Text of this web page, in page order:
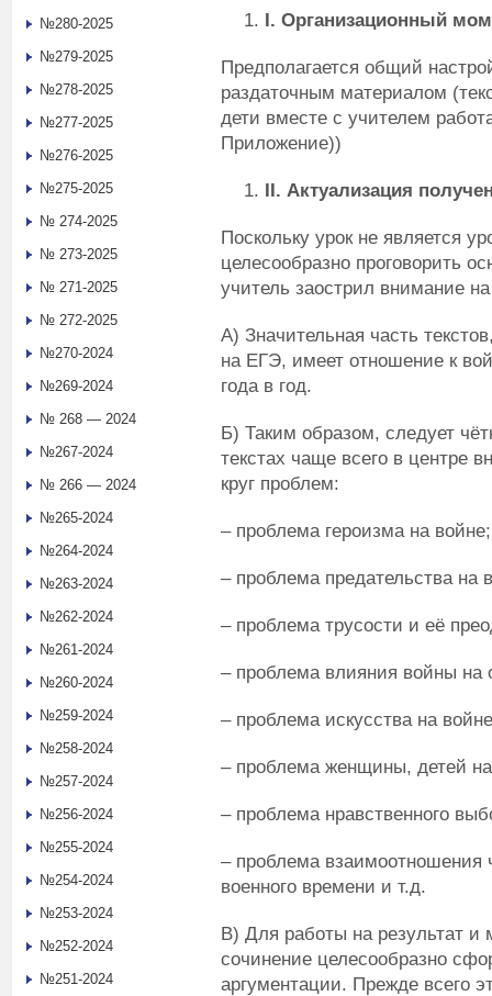
I. Организационный
Предполагается общий
раздаточным материалом
дети вместе с учителем
Приложение))
II. Актуализация
Поскольку урок не является
целесообразно проговорить
учитель заострил внимание
А) Значительная часть
на ЕГЭ, имеет отношение к
года в год.
Б) Таким образом, следует
текстах чаще всего в центре
круг проблем:
– проблема героизма на войне;
– проблема предательства на
– проблема трусости и её
– проблема влияния войны на
– проблема искусства на
– проблема женщины, детей
– проблема нравственного
– проблема взаимоотношения
военного времени и т.д.
В) Для работы на результат и
сочинение целесообразно
аргументации. Прежде всего
№280-2025
№279-2025
№278-2025
№277-2025
№276-2025
№275-2025
№ 274-2025
№ 273-2025
№ 271-2025
№ 272-2025
№270-2024
№269-2024
№ 268 — 2024
№267-2024
№ 266 — 2024
№265-2024
№264-2024
№263-2024
№262-2024
№261-2024
№260-2024
№259-2024
№258-2024
№257-2024
№256-2024
№255-2024
№254-2024
№253-2024
№252-2024
№251-2024